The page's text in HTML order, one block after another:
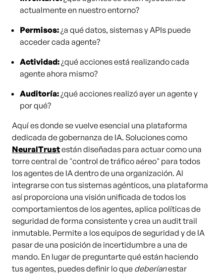
actualmente en nuestro entorno?
Permisos:¿a qué datos, sistemas y APIs puede
acceder cada agente?
Actividad:¿qué acciones está realizando cada
agente ahora mismo?
Auditoría:¿qué acciones realizó ayer un agente y
por qué?
Aquí es donde se vuelve esencial una plataforma
dedicada de gobernanza de IA. Soluciones como
NeuralTrustestán diseñadas para actuar como una
torre central de "control de tráfico aéreo" para todos
los agentes de IA dentro de una organización. Al
integrarse con tus sistemas agénticos, una plataforma
así proporciona una visión unificada de todos los
comportamientos de los agentes, aplica políticas de
seguridad de forma consistente y crea un audit trail
inmutable. Permite a los equipos de seguridad y de IA
pasar de una posición de incertidumbre a una de
mando. En lugar de preguntarte qué están haciendo
tus agentes, puedes definir lo que deberíanestar